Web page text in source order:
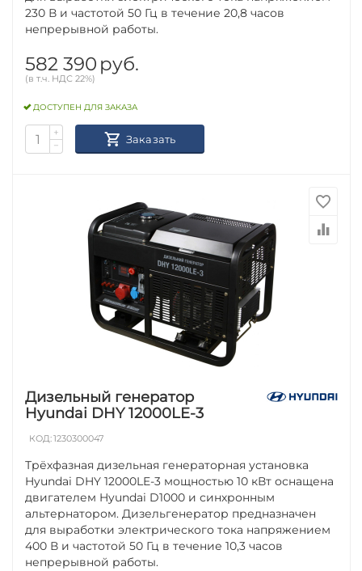
230 В и частотой 50 Гц в течение 20,8 часов
непрерывной работы.
582 390 руб.
(в т.ч. НДС 22%)
ДОСТУПЕН ДЛЯ ЗАКАЗА
+
−
Заказать
Дизельный генератор
Hyundai DHY 12000LE-3
КОД:1230300047
Трёхфазная дизельная генераторная установка
Hyundai DHY 12000LE-3 мощностью 10 кВт оснащена
двигателем Hyundai D1000 и синхронным
альтернатором. Дизельгенератор предназначен
для выработки электрического тока напряжением
400 В и частотой 50 Гц в течение 10,3 часов
непрерывной работы.